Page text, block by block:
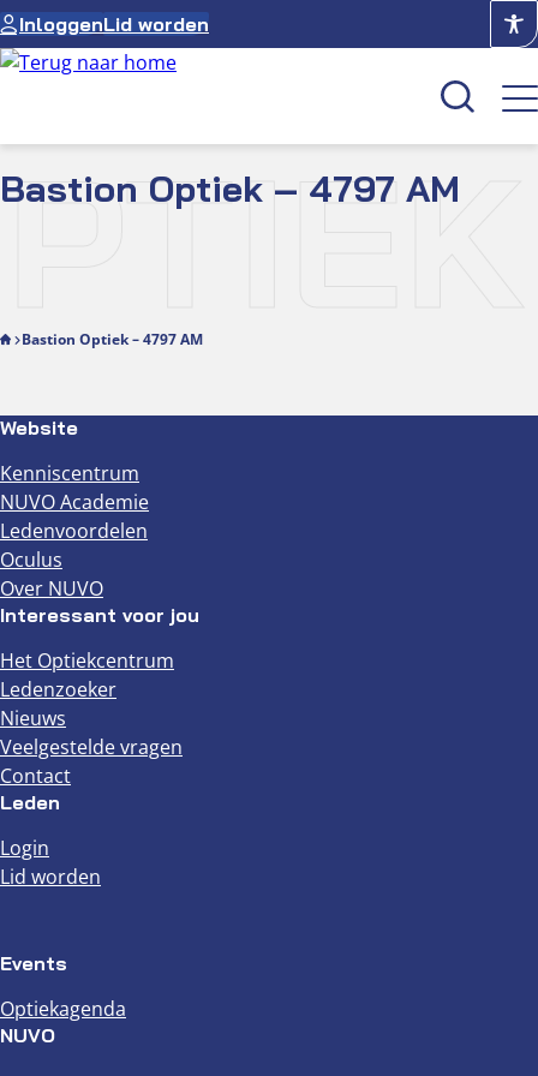
Ga
naar
de
InloggenLid worden
Oculus
Optiekcentrum
Bastion Optiek – 4797 AM
Bastion Optiek – 4797 AM
Website
Kenniscentrum
NUVO Academie
Ledenvoordelen
Oculus
Over NUVO
Interessant voor jou
Het Optiekcentrum
Ledenzoeker
Nieuws
Veelgestelde vragen
Contact
Leden
Login
Lid worden
Events
Optiekagenda
NUVO